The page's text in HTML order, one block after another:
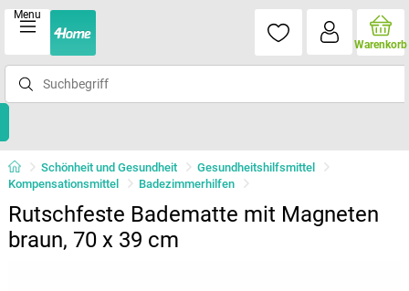
Menu
Warenkorb
Schönheit und Gesundheit
Gesundheitshilfsmittel
Kompensationsmittel
Badezimmerhilfen
Rutschfeste Badematte mit Magneten
braun, 70 x 39 cm